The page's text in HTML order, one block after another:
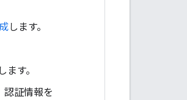
します。
す。
認証情報を